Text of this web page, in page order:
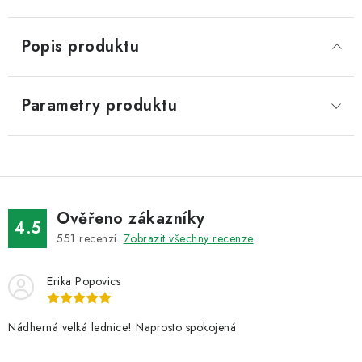
Popis produktu
Parametry produktu
4.5 Ověřeno zákazníky
551 recenzí. Zobrazit všechny recenze
Erika Popovics
Nádherná velká lednice! Naprosto spokojená